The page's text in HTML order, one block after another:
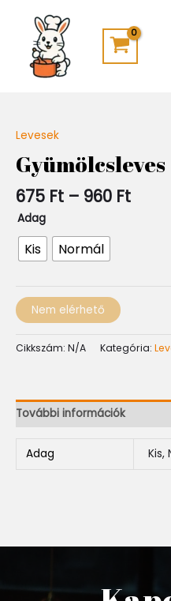
content
Levesek
Gyümölcsleves
675 Ft – 960 Ft
-
960 Ft
Adag
Kis Normál
Nem elérhető
Cikkszám: N/A Kategória:
További információk
Adag Kis,